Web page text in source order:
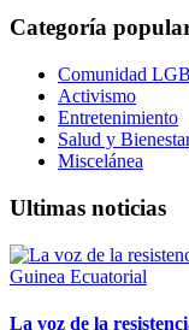
Categoría
Comunidad
Activismo
Entretenimiento
Salud y
Miscelánea
Ultimas noticias
La voz de la